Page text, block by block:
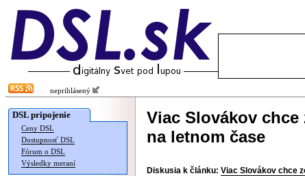
neprihlásený
DSL pripojenie
Ceny DSL
Dostupnosť DSL
Fórum o DSL
Výsledky meraní
Viac Slovákov
na letnom čase
Diskusia k článku: Viac Slovákov chce